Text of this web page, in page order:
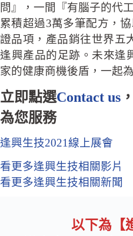
問』，一間『有腦子的代
累積超過3萬多筆配方，
證品項，產品銷往世界五
逢興產品的足跡。未來逢
家的健康商機後盾，一起
立即點選Contact us
為您服務
逢興生技2021線上展會
看更多逢興生技相關影片
看更多逢興生技相關新聞
以下為【